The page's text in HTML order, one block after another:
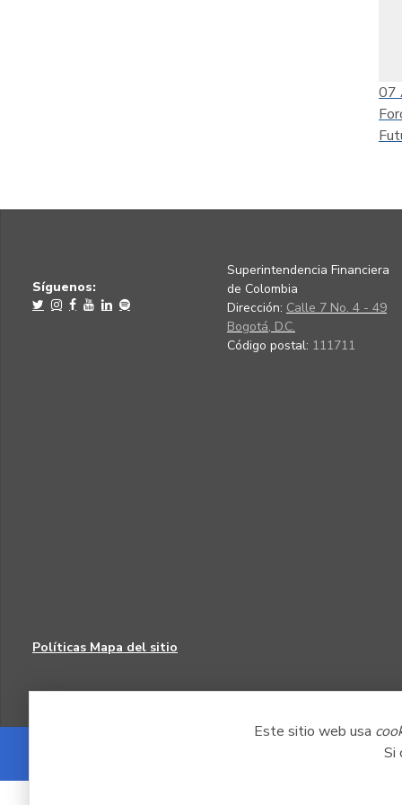
Este sitio web usa
Si
07
Síguenos:
Superintendencia Financiera
de Colombia
Dirección: Calle 7 No. 4 - 49
Bogotá, D.C.
Código postal: 111711
Políticas Mapa del sitio